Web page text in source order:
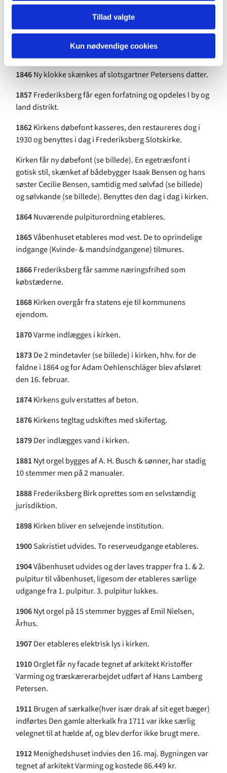
Tillad valgte
Kun nødvendige cookies
Frederiksberg får sogneforstanderskab sammen
1846Ny klokke skænkes af slotsgartner Petersens datter.
1857Frederiksberg får egen forfatning og opdeles I by og
land distrikt.
1862Kirkens døbefont kasseres, den restaureres dog i
1930 og benyttes i dag i Frederiksberg Slotskirke.
Kirken får ny døbefont (se billede). En egetræsfont i
gotisk stil, skænket af bådebygger Isaak Bensen og hans
søster Cecilie Bensen, samtidig med sølvfad (se billede)
og sølvkande (se billede). Benyttes den dag i dag i kirken.
1864Nuværende pulpiturordning etableres.
1865Våbenhuset etableres mod vest. De to oprindelige
indgange (Kvinde- & mandsindgangene) tilmures.
1866Frederiksberg får samme næringsfrihed som
købstæderne.
1868Kirken overgår fra statens eje til kommunens
ejendom.
1870Varme indlægges i kirken.
1873De 2 mindetavler (se billede) i kirken, hhv. for de
faldne i 1864 og for Adam Oehlenschläger blev afsløret
den 16. februar.
1874Kirkens gulv erstattes af beton.
1876Kirkens tegltag udskiftes med skifertag.
1879Der indlægges vand i kirken.
1881Nyt orgel bygges af A. H. Busch & sønner, har stadig
10 stemmer men på 2 manualer.
1888Frederiksberg Birk oprettes som en selvstændig
jurisdiktion.
1898Kirken bliver en selvejende institution.
1900Sakristiet udvides. To reserveudgange etableres.
1904Våbenhuset udvides og der laves trapper fra 1. & 2.
pulpitur til våbenhuset, ligesom der etableres særlige
udgange fra 1. pulpitur. 3. pulpitur lukkes.
1906Nyt orgel på 15 stemmer bygges af Emil Nielsen,
Århus.
1907Der etableres elektrisk lys i kirken.
1910Orglet får ny facade tegnet af arkitekt Kristoffer
Varming og træskærerarbejdet udført af Hans Lamberg
Petersen.
1911Brugen af særkalke(hver især drak af sit eget bæger)
indførtes Den gamle alterkalk fra 1711 var ikke særlig
velegnet til at hælde af, og blev derfor ikke brugt mere.
1912Menighedshuset indvies den 16. maj. Bygningen var
tegnet af arkitekt Varming og kostede 86.449 kr.